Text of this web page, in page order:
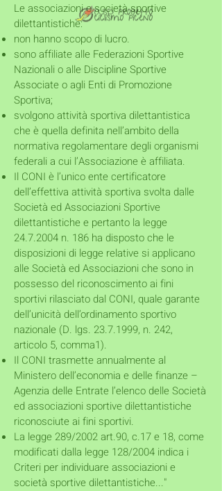
Le associazioni e società sportive
dilettantistiche:
non hanno scopo di lucro.
sono affiliate alle Federazioni Sportive
Nazionali o alle Discipline Sportive
Associate o agli Enti di Promozione
Sportiva;
svolgono attività sportiva dilettantistica
che è quella definita nell’ambito della
normativa regolamentare degli organismi
federali a cui l’Associazione è affiliata.
Il CONI è l’unico ente certificatore
dell’effettiva attività sportiva svolta dalle
Società ed Associazioni Sportive
dilettantistiche e pertanto la legge
24.7.2004 n. 186 ha disposto che le
disposizioni di legge relative si applicano
alle Società ed Associazioni che sono in
possesso del riconoscimento ai fini
sportivi rilasciato dal CONI, quale garante
dell’unicità dell’ordinamento sportivo
nazionale (D. lgs. 23.7.1999, n. 242,
articolo 5, comma1).
Il CONI trasmette annualmente al
Ministero dell’economia e delle finanze –
Agenzia delle Entrate l’elenco delle Società
ed associazioni sportive dilettantistiche
riconosciute ai fini sportivi.
La legge 289/2002 art.90, c.17 e 18, come
modificati dalla legge 128/2004 indica i
Criteri per individuare associazioni e
società sportive dilettantistiche..."